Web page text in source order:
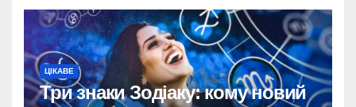
ЦІКАВЕ
Три знаки Зодіаку: кому новий